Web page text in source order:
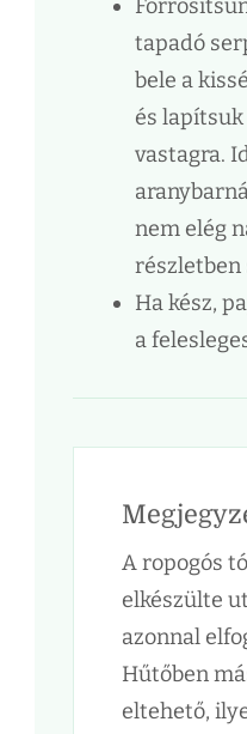
tapadó
bele a
és lapítsuk
vastagra.
nem elég
részletben
Ha kész,
a
A ropogós
elkészülte
azonnal
Hűtőben
eltehető,